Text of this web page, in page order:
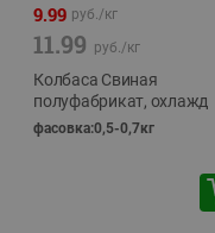
9.99 руб./кг
11.99 руб./кг
Колбаса Свиная
полуфабрикат, охлажд
фасовка:0,5-0,7кг